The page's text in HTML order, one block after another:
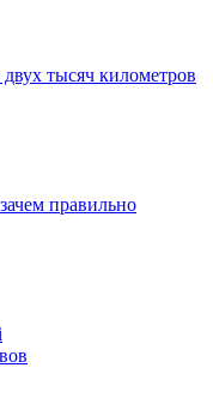
тысяч километров
правильно